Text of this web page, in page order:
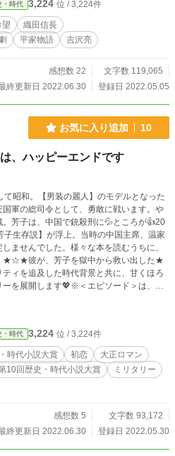
・時代 3,224 位 / 3,224件
望
織田信長
平家物語 吉沢亮
感想数 22
文字数 119,065
終更新日 2022.06.30
登録日 2022.05.05
お気に入り追加 10
、ハッピーエンドです
て昭和。【男装の麗人】のモデルとなった
軍の総司令として、勇敢に戦います。や
芳子は、中国で銃殺刑に💦ところが👍20
子生存説】が浮上。当時の中国主席、温家
ませんでした。様々な本を読むうちに、
★☆★彼が、芳子を獄中から救い出した★
ィを追及した時代背景と共に、甘くほろ
ーを展開します💖※＜エピソード＞は、一
プしても、一話のみでもお楽しみいただ
・時代 3,224 位 / 3,224件
時代小説大賞 初恋
大正ロマン
10回歴史・時代小説大賞
ミリタリー
感想数 5
文字数 93,172
終更新日 2022.06.30
登録日 2022.05.30